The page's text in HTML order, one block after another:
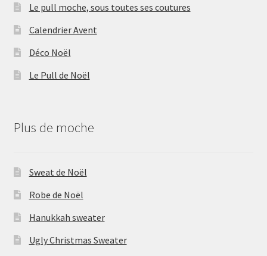
Le pull moche, sous toutes ses coutures
Calendrier Avent
Déco Noël
Le Pull de Noël
Plus de moche
Sweat de Noël
Robe de Noël
Hanukkah sweater
Ugly Christmas Sweater